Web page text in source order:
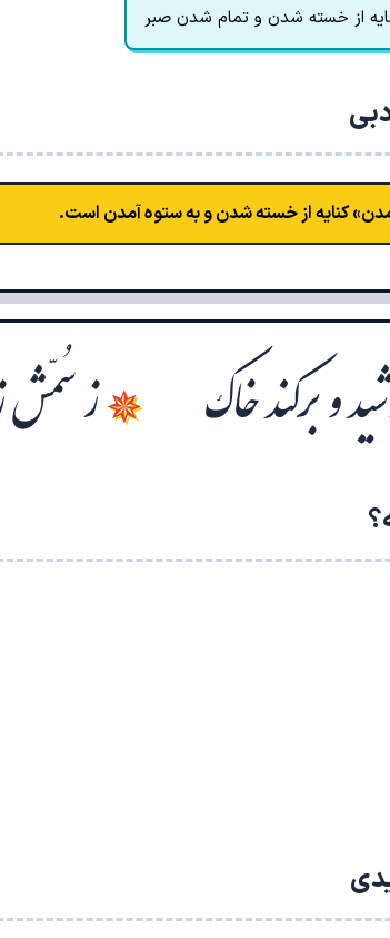
از خسته شدن و تمام شدن صبر
کنایه از خسته شدن و به ستوه آمدن است.
و برکند خاک ✵ز